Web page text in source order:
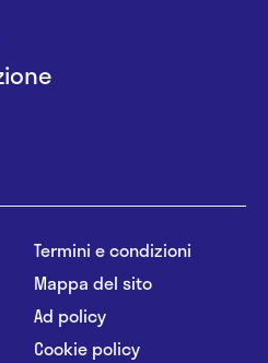
Termini e condizioni
Mappa del sito
Ad policy
Cookie policy